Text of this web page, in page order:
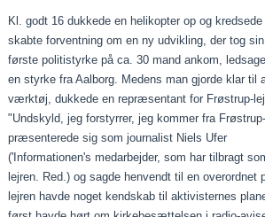
Kl. godt 16 dukkede en helikopter op og
skabte forventning om en ny udvikling, der tog
første politistyrke på ca. 30 mand ankom,
en styrke fra Aalborg. Medens man gjorde klar til
værktøj, dukkede en repræsentant for Frøstrup-
"Undskyld, jeg forstyrrer, jeg kommer fra
præsenterede sig som journalist Niels Ufer
('Informationen's medarbejder, som har tilbragt
lejren. Red.) og sagde henvendt til en overordnet
lejren havde noget kendskab til aktivisternes